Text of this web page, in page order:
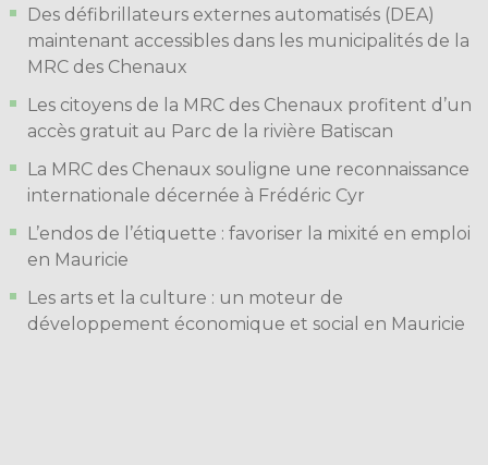
Des défibrillateurs externes automatisés (DEA)
maintenant accessibles dans les municipalités de la
MRC des Chenaux
Les citoyens de la MRC des Chenaux profitent d’un
accès gratuit au Parc de la rivière Batiscan
La MRC des Chenaux souligne une reconnaissance
internationale décernée à Frédéric Cyr
L’endos de l’étiquette : favoriser la mixité en emploi
en Mauricie
Les arts et la culture : un moteur de
développement économique et social en Mauricie